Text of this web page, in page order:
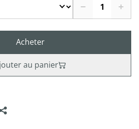
Acheter
au panier